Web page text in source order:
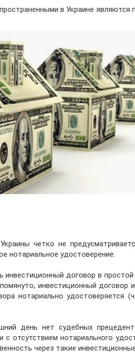
в Украине являются
четко не
нотариальное удостоверение.
договор в
инвестиционный договор
нотариально удостоверяется
день нет судебных
с отсутствием нотариального
через такие